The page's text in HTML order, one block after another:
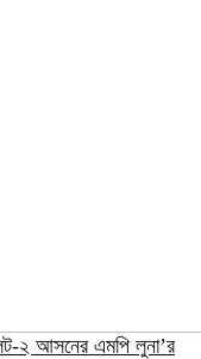
২ আসনের এমপি লুনা’র